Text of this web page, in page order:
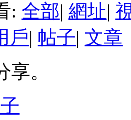
: 全部| 網址|
戶| 帖子| 文章
。